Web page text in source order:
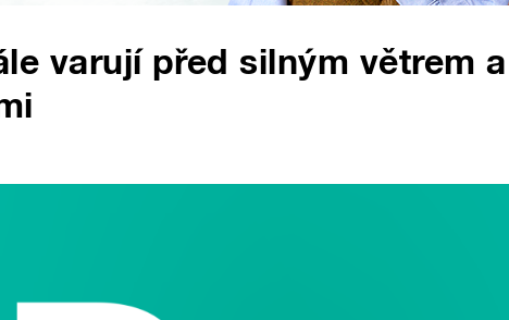
varují před silným větrem a